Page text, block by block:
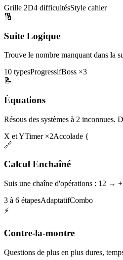
Grille 2D4 difficultésStyle cahier
🔢
Suite Logique
Trouve le nombre manquant dans la
10 typesProgressifBoss ×3
📝
Équations
Résous des systèmes à 2 inconnues.
X et YTimer ×2Accolade {
🔗
Calcul Enchaîné
Suis une chaîne d'opérations : 12
3 à 6 étapesAdaptatifCombo
⚡
Contre-la-montre
Questions de plus en plus dures,